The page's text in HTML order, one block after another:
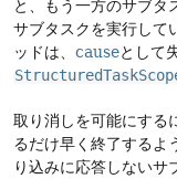
と、もう一方のサブタ
サブタスクを実行して
ッドは、 causeとして
取り消しを可能にする
るだけ早く終了するよ
り込みに応答しないサ